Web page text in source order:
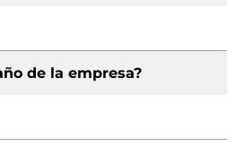
de la empresa?